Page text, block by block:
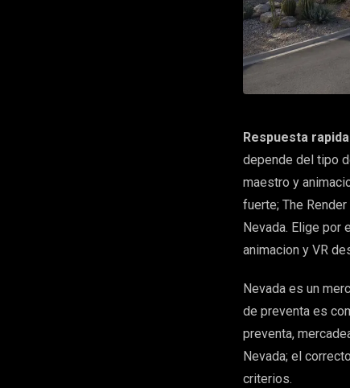
Respuesta
depende del tipo
maestro y
fuerte; The
Nevada. Elige por
animacion y VR
Nevada es un
de preventa es
preventa,
Nevada; el
criterios.